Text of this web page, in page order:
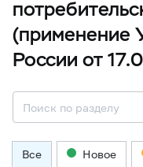
(применение
России от
Все Новое